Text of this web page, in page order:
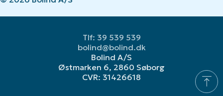
Tlf: 39 539 539
bolind@bolind.dk
Bolind A/S
Østmarken 6, 2860 Søborg
CVR: 31426618
vertical_align_topGå